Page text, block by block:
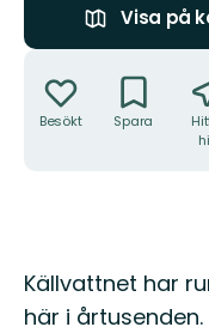
Visa på
Besökt Spara
Beskrivning
Källvattnet har
här i årtusenden.